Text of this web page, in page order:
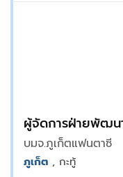
ผู้จัดการฝ่ายพัฒน
บมจ.ภูเก็ตแฟนตาซี
ภูเก็ต , กะทู้